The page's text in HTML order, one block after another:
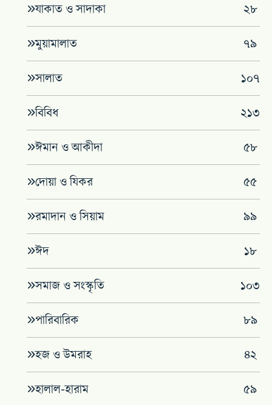
যাকাত ও সাদাকা ২৮
মুয়ামালাত ৭৯
সালাত ১০৭
বিবিধ ২১৩
ঈমান ও আকীদা ৫৮
দোয়া ও যিকর ৫৫
রমাদান ও সিয়াম ৯৯
ঈদ ১৮
সমাজ ও সংস্কৃতি ১০৩
পারিবারিক ৮৯
হজ ও উমরাহ ৪২
হালাল-হারাম ৫৯